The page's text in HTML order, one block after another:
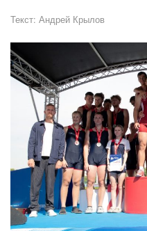
Текст: Андрей Крылов